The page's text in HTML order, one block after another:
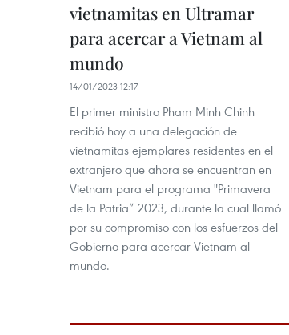
vietnamitas en Ultramar
para acercar a Vietnam al
mundo
14/01/2023 12:17
El primer ministro Pham Minh Chinh
recibió hoy a una delegación de
vietnamitas ejemplares residentes en el
extranjero que ahora se encuentran en
Vietnam para el programa "Primavera
de la Patria” 2023, durante la cual llamó
por su compromiso con los esfuerzos del
Gobierno para acercar Vietnam al
mundo.